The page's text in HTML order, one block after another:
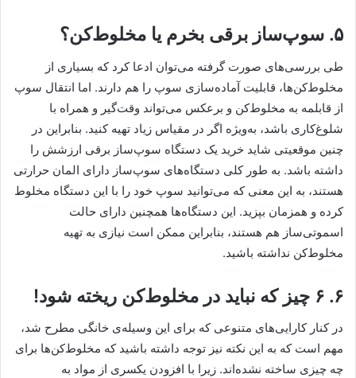
۵. سوپ‌ساز برقی بخرم یا مخلوط‌کن؟
طی بررسی‌های صورت گرفته می‌توان ادعا کرد که بسیاری از
مخلوط‌کن‌ها، قابلیت آماده‌سازی سوپ را هم دارند. اما انتقال سوپ
از قابلمه به مخلوط‌کن و برعکس می‌تواند وقت‌گیر و همراه با
شلوغ‌کاری باشد، به‌ویژه اگر در مقیاس زیاد تهیه کنید. بنابراین در
چنین موقعیتی شاید خرید یک دستگاه سوپ‌ساز برقی ارزشش را
داشته باشد. به طور کلی دستگاه‌های سوپ‌ساز دارای المان حرارتی
هستند، به این معنی که می‌توانید سوپ خود را با این دستگاه مخلوط
کرده و همزمان بپزید. این دستگاه‌ها همچنین دارای حالت
اسموتی‌ساز هم هستند، بنابراین ممکن است نیازی به تهیه
مخلوط‌کن نداشته باشید.
۶. ۶ چیز که نباید در مخلوط‌کن ریخته شود!
در کنار کارایی‌های متنوعی که برای این وسیله‌ی خانگی مطرح شد،
مهم است که به این نکته نیز توجه داشته باشید که مخلوط‌کن‌ها برای
چه چیزی ساخته نشده‌اند. زیرا با افزودن یکسری از مواد به